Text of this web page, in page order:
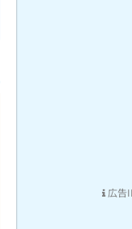
広告